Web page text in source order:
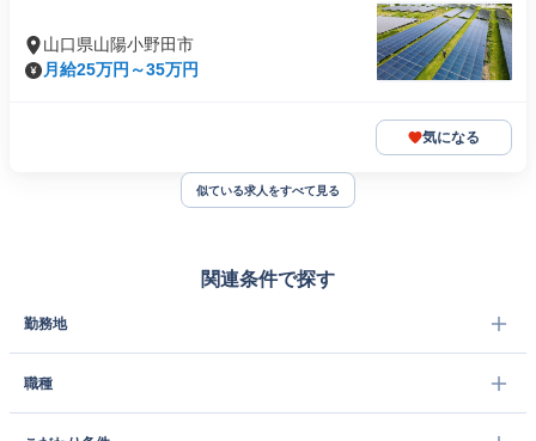
山口県山陽小野田市
月給25万円～35万円
気になる
似ている求人をすべて見る
関連条件で探す
勤務地
職種